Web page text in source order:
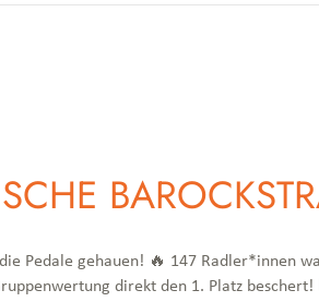
Pedale gehauen! 🔥 147 Radler*innen
direkt den 1. Platz